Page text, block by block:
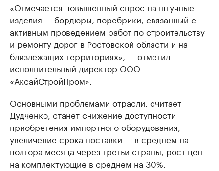
«Отмечается повышенный спрос на штучные
изделия — бордюры, поребрики, связанный с
активным проведением работ по строительству
и ремонту дорог в Ростовской области и на
близлежащих территориях», — отметил
исполнительный директор ООО
«АксайСтройПром».
Основными проблемами отрасли, считает
Дудченко, станет снижение доступности
приобретения импортного оборудования,
увеличение срока поставки — в среднем на
полтора месяца через третьи страны, рост цен
на комплектующие в среднем на 30%.